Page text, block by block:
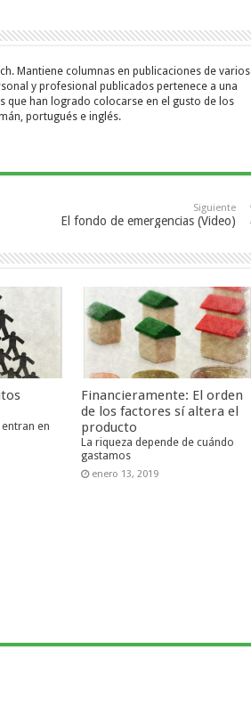
Mantiene columnas en publicaciones de varios
y profesional publicados pertenece a una
que han logrado colocarse en el gusto de los
portugués e inglés.
Siguiente
El fondo de emergencias (Video)
en
Financieramente: El orden
de los factores sí altera el
producto
La riqueza depende de cuándo
gastamos
enero 13, 2019